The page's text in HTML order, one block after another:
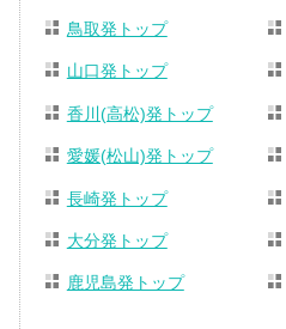
鳥取発トップ
山口発トップ
香川(高松)発トップ
愛媛(松山)発トップ
長崎発トップ
大分発トップ
鹿児島発トップ